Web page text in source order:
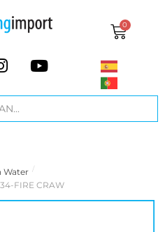
0
Water /
FIRE CRAW